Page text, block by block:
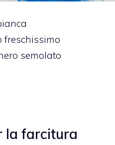
freschissimo
semolato
la farcitura